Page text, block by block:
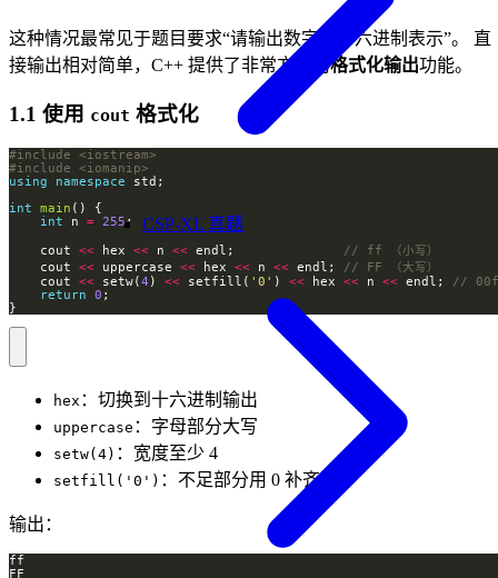
CSP-XL 真题
这种情况最常见于题目要求“请输出数字的十六进制表示”。 直
接输出相对简单，C++ 提供了非常方便的格式化输出功能。
1.1 使用 cout 格式化
#include
<iostream>
#include
<iomanip>
using
namespace
int
main
int n = 255
    cout
<< hex << n << endl;
    cout
<< uppercase << hex << n << endl;
    cout
<< setw(4 ) << setfill( '0' ) << hex << n << endl;
return
0
}
hex ：切换到十六进制输出
uppercase ：字母部分大写
setw(4) ：宽度至少 4
setfill('0') ：不足部分用 0 补齐
输出：